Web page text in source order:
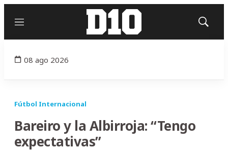
Menú
Mostrar
08 ago 2026
Fútbol Internacional
Bareiro y la Albirroja: “Tengo
expectativas”